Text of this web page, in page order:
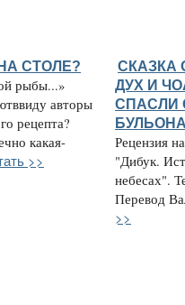
СТОЛЕ?
рыбы...»
авторы
рецепта?
какая-
>>
СКАЗКА
ДУХ И
СПАСЛИ
Рецензия
"Дибук.
небесах".
Перевод
>>